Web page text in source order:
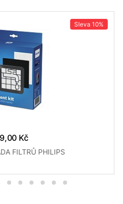
Sleva 10%
Kč
FILTRŮ PHILIPS